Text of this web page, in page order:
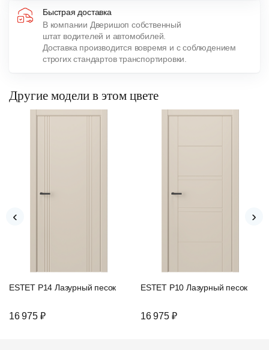
Быстрая доставка
В компании Дверишоп собственный
штат водителей и автомобилей.
Доставка производится вовремя и с соблюдением
строгих стандартов транспортировки.
Другие модели в этом цвете
ESTET P14 Лазурный песок
16 975 ₽
ESTET P10 Лазурный песок
16 975 ₽
‹ ›